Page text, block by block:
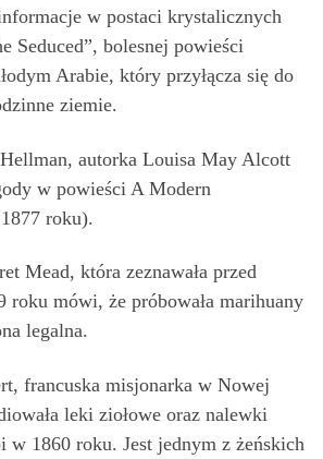
w postaci krystalicznych
Seduced”, bolesnej powieści
Arabie, który przyłącza się do
ziemie.
autorka Louisa May Alcott
w powieści A Modern
roku).
Mead, która zeznawała przed
roku mówi, że próbowała marihuany
legalna.
francuska misjonarka w Nowej
leki ziołowe oraz nalewki
w 1860 roku. Jest jednym z żeńskich